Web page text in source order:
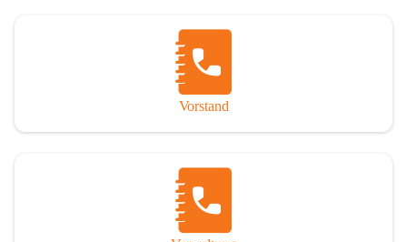
Vorstand